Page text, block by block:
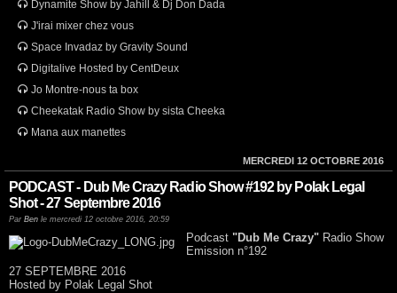
Dynamite Show by Jahill & Dj Don Dada
J'irai mixer chez vous
Space Invadaz by Gravity Sound
Digitalive Hosted by CentDeux
Jo Montre-nous ta box
Cheekatak Radio Show by sista Cheeka
Mana aux manettes
MERCREDI 12 OCTOBRE 2016
PODCAST - Dub Me Crazy Radio Show #192 by Polak Legal
Shot - 27 Septembre 2016
Par Ben le mercredi 12 octobre 2016, 20:59
Podcast "Dub Me Crazy" Radio Show
Emission n°192
27 SEPTEMBRE 2016
Hosted by Polak Legal Shot